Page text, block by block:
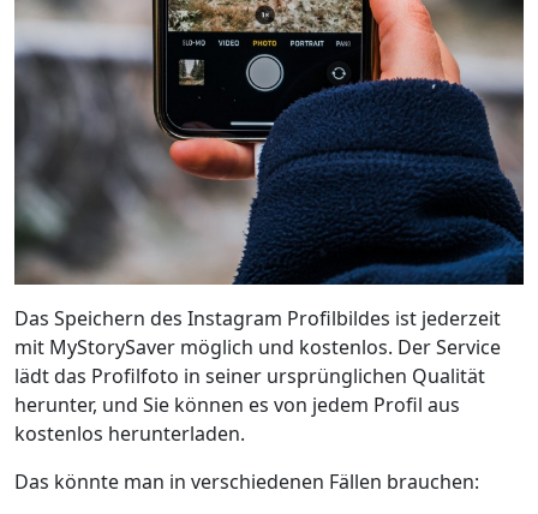
Das Speichern des Instagram Profilbildes ist jederzeit
mit MyStorySaver möglich und kostenlos. Der Service
lädt das Profilfoto in seiner ursprünglichen Qualität
herunter, und Sie können es von jedem Profil aus
kostenlos herunterladen.
Das könnte man in verschiedenen Fällen brauchen: